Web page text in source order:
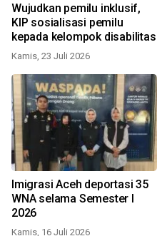
Wujudkan pemilu inklusif,
KIP sosialisasi pemilu
kepada kelompok disabilitas
Kamis, 23 Juli 2026
Imigrasi Aceh deportasi 35
WNA selama Semester I
2026
Kamis, 16 Juli 2026